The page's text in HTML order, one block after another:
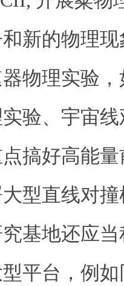
新的物理
物理实验
验、宇宙
搞好高能
型直线对
基地还应
平台，例